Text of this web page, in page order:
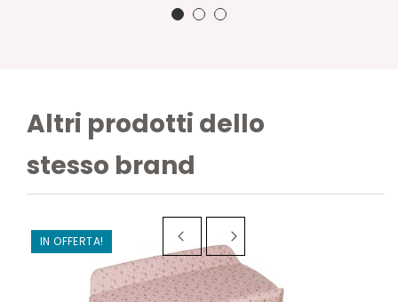
Altri prodotti dello
stesso brand
IN OFFERTA!